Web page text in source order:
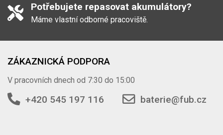
Potřebujete repasovat akumulátory?
Máme vlastní odborné pracoviště.
ZÁKAZNICKÁ PODPORA
V pracovních dnech od 7:30 do 15:00
+420 545 197 116 baterie@fub.cz